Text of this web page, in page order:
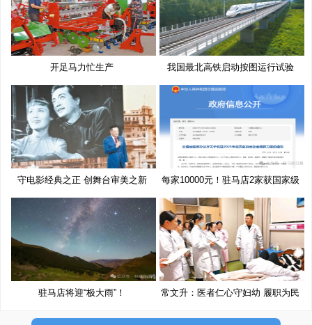
开足马力忙生产 我国最北高铁启动按图运行试验
守电影经典之正 创舞台审美之新
每家10000元！驻马店2家获国家级
奖
驻马店将迎“极大雨”！ 常文升：医者仁心守妇幼 履职为民